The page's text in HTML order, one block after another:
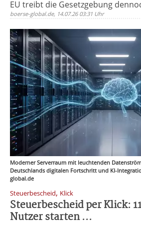
EU treibt die Gesetzgebung
boerse-global.de, 14.07.26 03:31 Uhr
Moderner Serverraum mit leuchtenden
Deutschlands digitalen Fortschritt und KI-
global.de
Steuerbescheid, Klick
Steuerbescheid per Klick:
Nutzer starten ...